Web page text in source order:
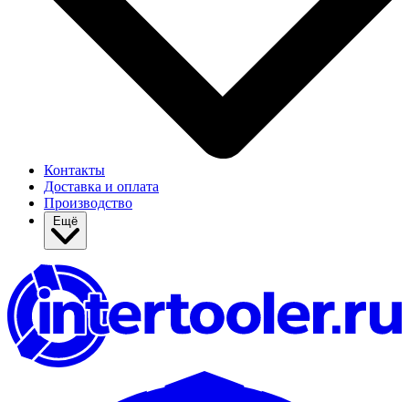
Контакты
Доставка и оплата
Производство